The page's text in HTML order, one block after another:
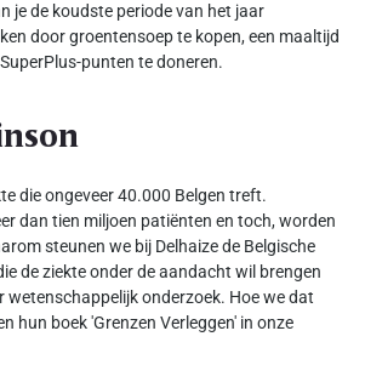
je de koudste periode van het jaar
door groentensoep te kopen, een maaltijd
punten te doneren.
die ongeveer 40.000 Belgen treft.
dan tien miljoen patiënten en toch, worden
steunen we bij Delhaize de Belgische
de ziekte onder de aandacht wil brengen
wetenschappelijk onderzoek. Hoe we dat
hun boek 'Grenzen Verleggen' in onze